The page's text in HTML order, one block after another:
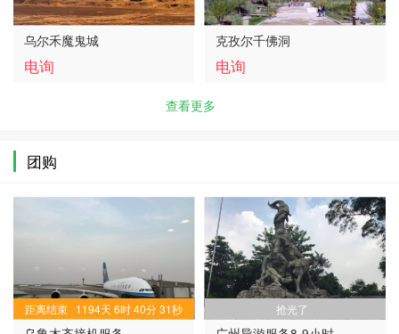
乌尔禾魔鬼城
电询
克孜尔千佛洞
电询
查看更多
团购
距离结束 1194天 6时40分31秒 抢光了